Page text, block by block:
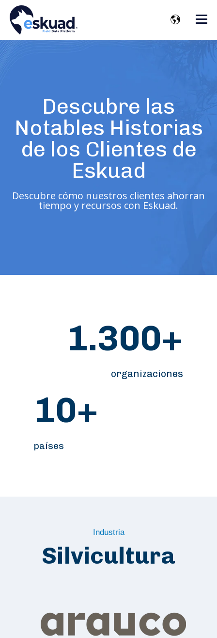
Descubre las
Notables Historias
de los Clientes de
Eskuad
Descubre cómo nuestros clientes ahorran
tiempo y recursos con Eskuad.
1.300+
organizaciones
10+
países
Industria
Silvicultura